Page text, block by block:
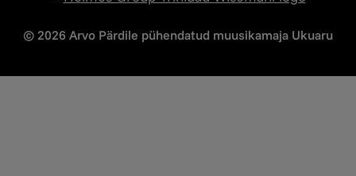
© 2026 Arvo Pärdile pühendatud muusikamaja Ukuaru